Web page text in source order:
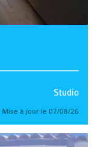
Studio
Mise à jour le 07/08/26